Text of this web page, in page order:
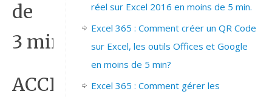
de
3 min.
réel sur Excel 2016 en moins de 5 min.
Excel 365 : Comment créer un QR Code
sur Excel, les outils Offices et Google
en moins de 5 min?
Excel 365 : Comment gérer les